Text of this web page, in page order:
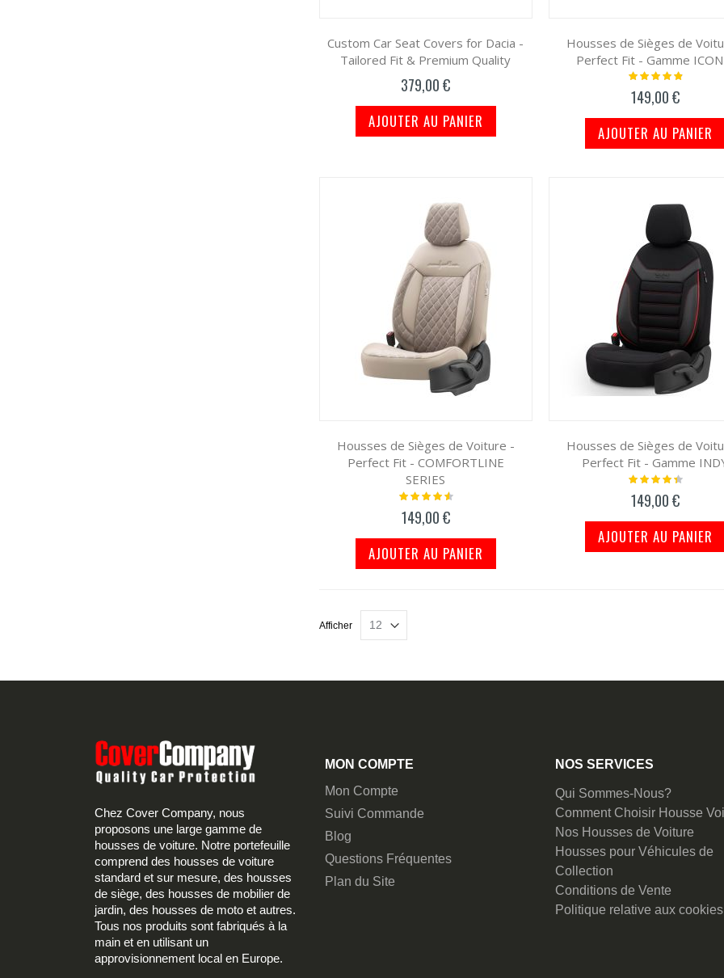
Custom Car Seat Covers for Dacia -
Tailored Fit & Premium Quality
379,00 €
AJOUTER AU PANIER
Housses de Sièges de
Perfect Fit - Gamme
Notation:
149,00 €
AJOUTER AU PANIER
Housses de Sièges de Voiture -
Perfect Fit - COMFORTLINE
SERIES
Notation:
149,00 €
AJOUTER AU PANIER
Housses de Sièges de
Perfect Fit - Gamme
Notation:
149,00 €
AJOUTER AU PANIER
Afficher
Chez Cover Company, nous
proposons une large gamme de
housses de voiture. Notre portefeuille
comprend des housses de voiture
standard et sur mesure, des housses
de siège, des housses de mobilier de
jardin, des housses de moto et autres.
Tous nos produits sont fabriqués à la
main et en utilisant un
approvisionnement local en Europe.
MON COMPTE
Mon Compte
Suivi Commande
Blog
Questions Fréquentes
Plan du Site
NOS SERVICES
Qui Sommes-Nous?
Comment Choisir Housse
Nos Housses de Voiture
Housses pour Véhicules de
Collection
Conditions de Vente
Politique relative aux cookies